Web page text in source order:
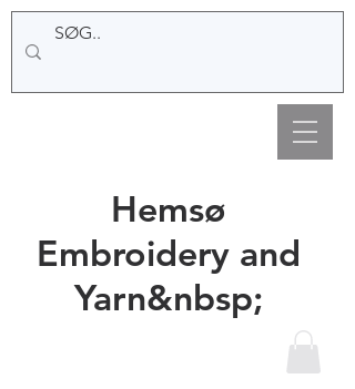
Hemsø
Embroidery and
Yarn&nbsp;